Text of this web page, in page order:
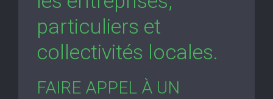
particuliers et
collectivités locales.
FAIRE APPEL À UN